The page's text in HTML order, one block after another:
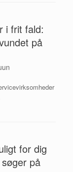
i frit fald:
på
for dig
på